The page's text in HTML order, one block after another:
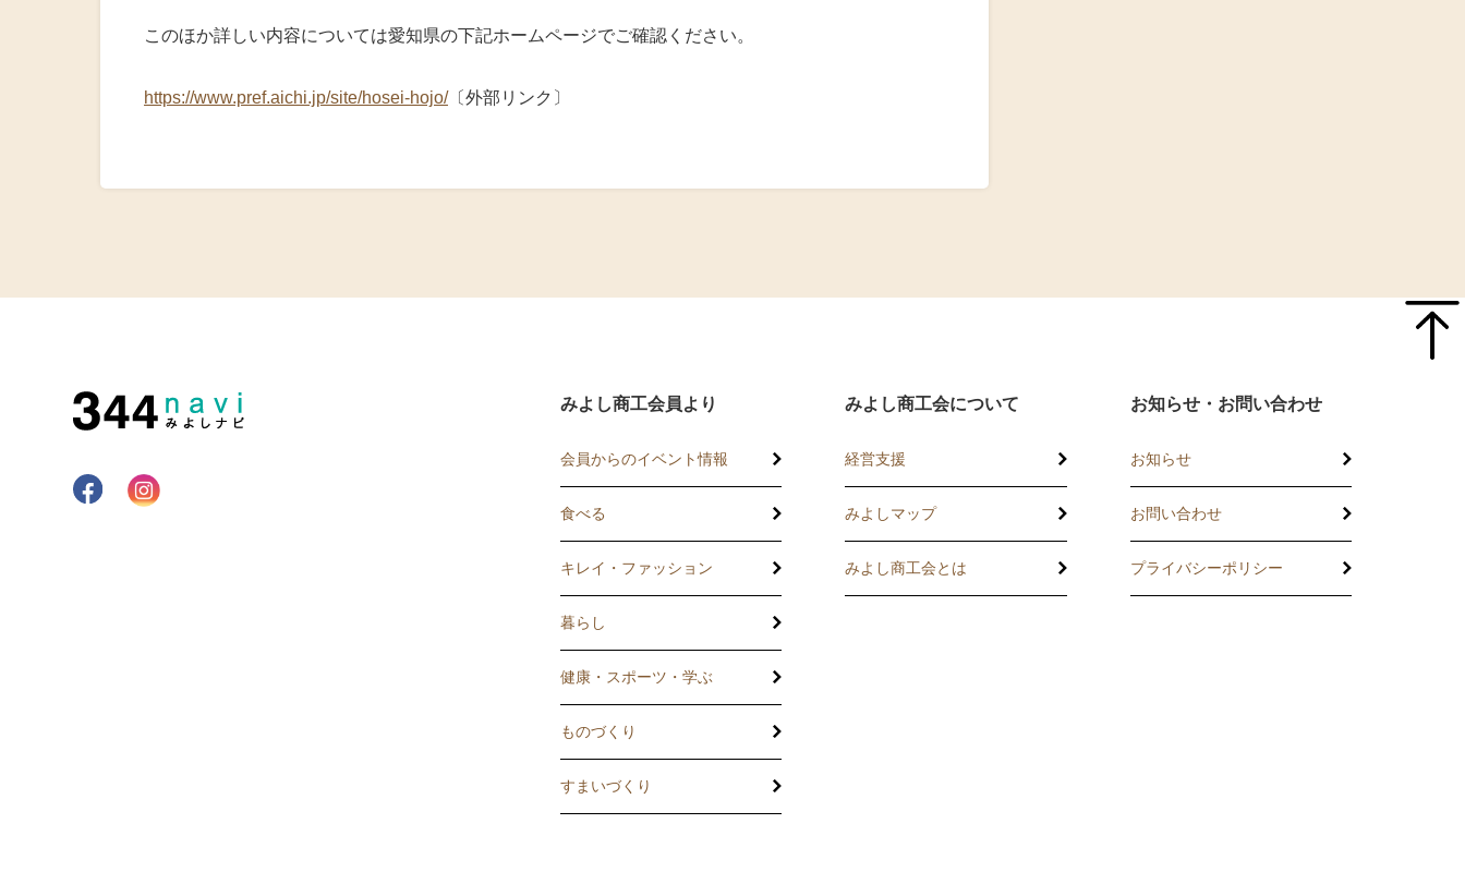
このほか詳しい内容については愛知県の下記ホームページでご確認ください。
https://www.pref.aichi.jp/site/hosei-hojo/〔外部リンク〕
みよし商工会員より
会員からのイベント情報
食べる
キレイ・ファッション
暮らし
健康・スポーツ・学ぶ
ものづくり
すまいづくり
みよし商工会について
経営支援
講習会
記帳相談指導
みよしマップ
みよし商工会とは
お知らせ・お問い合わせ
お知らせ
お問い合わせ
プライバシーポリシー